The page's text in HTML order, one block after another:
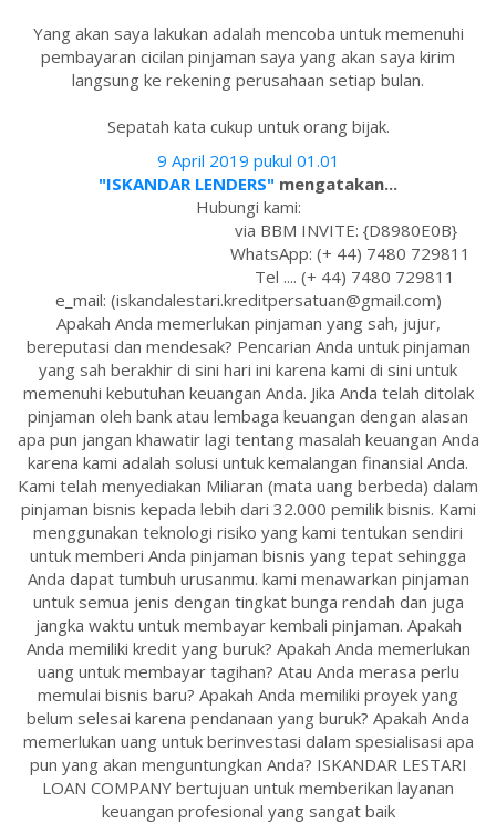
Yang akan saya lakukan adalah mencoba untuk memenuhi
pembayaran cicilan pinjaman saya yang akan saya kirim
langsung ke rekening perusahaan setiap bulan.
Sepatah kata cukup untuk orang bijak.
9 April 2019 pukul 01.01
"ISKANDAR LENDERS" mengatakan...
Hubungi kami:
via BBM INVITE: {D8980E0B}
WhatsApp: (+ 44) 7480 729811
Tel .... (+ 44) 7480 729811
e_mail: (iskandalestari.kreditpersatuan@gmail.com)
Apakah Anda memerlukan pinjaman yang sah, jujur,
bereputasi dan mendesak? Pencarian Anda untuk pinjaman
yang sah berakhir di sini hari ini karena kami di sini untuk
memenuhi kebutuhan keuangan Anda. Jika Anda telah ditolak
pinjaman oleh bank atau lembaga keuangan dengan alasan
apa pun jangan khawatir lagi tentang masalah keuangan Anda
karena kami adalah solusi untuk kemalangan finansial Anda.
Kami telah menyediakan Miliaran (mata uang berbeda) dalam
pinjaman bisnis kepada lebih dari 32.000 pemilik bisnis. Kami
menggunakan teknologi risiko yang kami tentukan sendiri
untuk memberi Anda pinjaman bisnis yang tepat sehingga
Anda dapat tumbuh urusanmu. kami menawarkan pinjaman
untuk semua jenis dengan tingkat bunga rendah dan juga
jangka waktu untuk membayar kembali pinjaman. Apakah
Anda memiliki kredit yang buruk? Apakah Anda memerlukan
uang untuk membayar tagihan? Atau Anda merasa perlu
memulai bisnis baru? Apakah Anda memiliki proyek yang
belum selesai karena pendanaan yang buruk? Apakah Anda
memerlukan uang untuk berinvestasi dalam spesialisasi apa
pun yang akan menguntungkan Anda? ISKANDAR LESTARI
LOAN COMPANY bertujuan untuk memberikan layanan
keuangan profesional yang sangat baik